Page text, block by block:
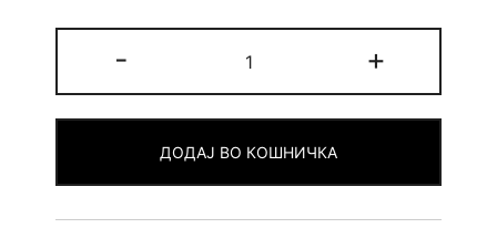
-
алуминиумски
канал
1.7см
2m
quantity
+
ДОДАЈ ВО КОШНИЧКА